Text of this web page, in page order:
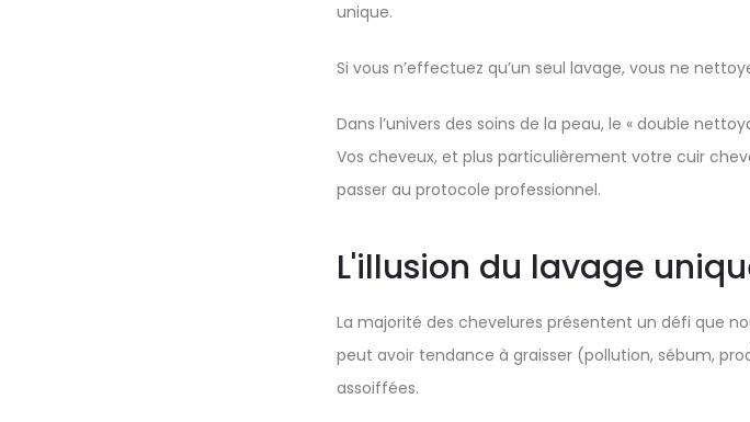
unique.
Si vous n’effectuez qu’un seul lavage, vous ne
Dans l’univers des soins de la peau, le « double
Vos cheveux, et plus particulièrement votre cuir
passer au protocole professionnel.
L'illusion du lavage
La majorité des chevelures présentent un défi que
peut avoir tendance à graisser (pollution, sébum,
assoiffées.